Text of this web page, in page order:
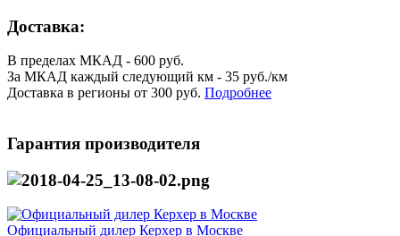
Доставка:
В пределах МКАД - 600 руб.
За МКАД каждый следующий км - 35 руб./км
Доставка в регионы от 300 руб. Подробнее
Гарантия производителя
Официальный дилер Керхер в Москве